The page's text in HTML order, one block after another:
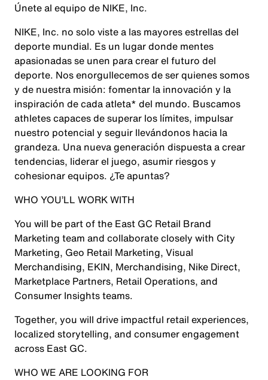
Únete al equipo de NIKE, Inc.
NIKE, Inc. no solo viste a las mayores estrellas del
deporte mundial. Es un lugar donde mentes
apasionadas se unen para crear el futuro del
deporte. Nos enorgullecemos de ser quienes somos
y de nuestra misión: fomentar la innovación y la
inspiración de cada atleta* del mundo. Buscamos
athletes capaces de superar los límites, impulsar
nuestro potencial y seguir llevándonos hacia la
grandeza. Una nueva generación dispuesta a crear
tendencias, liderar el juego, asumir riesgos y
cohesionar equipos. ¿Te apuntas?
WHO YOU’LL WORK WITH
You will be part of the East GC Retail Brand
Marketing team and collaborate closely with City
Marketing, Geo Retail Marketing, Visual
Merchandising, EKIN, Merchandising, Nike Direct,
Marketplace Partners, Retail Operations, and
Consumer Insights teams.
Together, you will drive impactful retail experiences,
localized storytelling, and consumer engagement
across East GC.
WHO WE ARE LOOKING FOR